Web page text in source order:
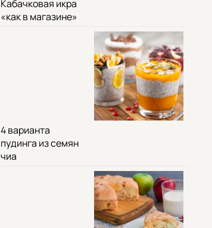
Кабачковая икра
«как в магазине»
4 варианта
пудинга из семян
чиа